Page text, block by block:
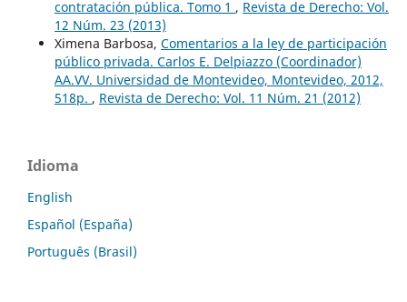
contratación pública. Tomo 1 , Revista de Derecho: Vol.
12 Núm. 23 (2013)
Ximena Barbosa, Comentarios a la ley de participación
público privada. Carlos E. Delpiazzo (Coordinador)
AA.VV. Universidad de Montevideo, Montevideo, 2012,
518p. , Revista de Derecho: Vol. 11 Núm. 21 (2012)
Idioma
English
Español (España)
Português (Brasil)